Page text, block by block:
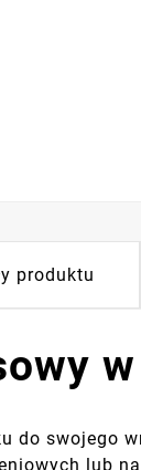
produktu
do swojego
lub